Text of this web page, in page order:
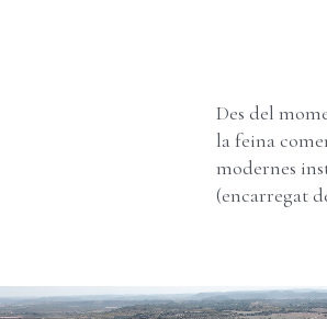
Des del
la feina
modernes
(encarregat